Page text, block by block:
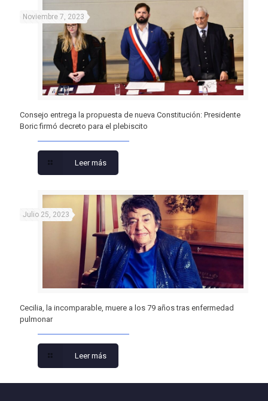
Noviembre 7, 2023
Consejo entrega la propuesta de nueva Constitución: Presidente
Boric firmó decreto para el plebiscito
Leer más
Julio 25, 2023
Cecilia, la incomparable, muere a los 79 años tras enfermedad
pulmonar
Leer más